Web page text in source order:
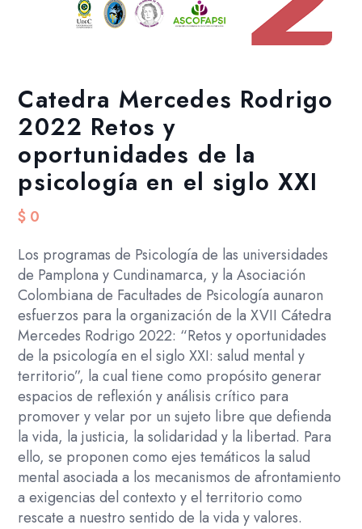
Catedra Mercedes Rodrigo
2022 Retos y
oportunidades de la
psicología en el siglo XXI
$ 0
Los programas de Psicología de las universidades
de Pamplona y Cundinamarca, y la Asociación
Colombiana de Facultades de Psicología aunaron
esfuerzos para la organización de la XVII Cátedra
Mercedes Rodrigo 2022: “Retos y oportunidades
de la psicología en el siglo XXI: salud mental y
territorio”, la cual tiene como propósito generar
espacios de reflexión y análisis crítico para
promover y velar por un sujeto libre que defienda
la vida, la justicia, la solidaridad y la libertad. Para
ello, se proponen como ejes temáticos la salud
mental asociada a los mecanismos de afrontamiento
a exigencias del contexto y el territorio como
rescate a nuestro sentido de la vida y valores.